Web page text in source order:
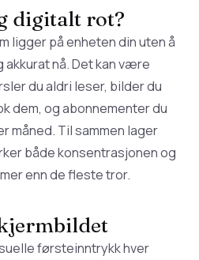
digitalt rot?
ligger på enheten din uten å
nå. Det kan være
du aldri leser, bilder du
dem, og abonnementer du
måned. Til sammen lager
både konsentrasjonen og
enn de fleste tror.
førsteinntrykk hver